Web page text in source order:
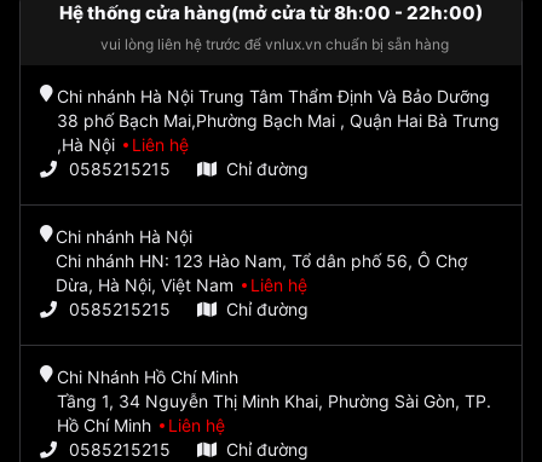
Hệ thống cửa hàng(mở cửa từ 8h:00 - 22h:00)
vui lòng liên hệ trước để vnlux.vn chuẩn bị sẵn hàng
Chi nhánh Hà Nội Trung Tâm Thẩm Định Và Bảo Dưỡng
38 phố Bạch Mai,Phường Bạch Mai , Quận Hai Bà Trưng
,Hà Nội
Liên hệ
0585215215
Chỉ đường
Chi nhánh Hà Nội
Chi nhánh HN: 123 Hào Nam, Tổ dân phố 56, Ô Chợ
Dừa, Hà Nội, Việt Nam
Liên hệ
0585215215
Chỉ đường
Chi Nhánh Hồ Chí Minh
Tầng 1, 34 Nguyễn Thị Minh Khai, Phường Sài Gòn, TP.
Hồ Chí Minh
Liên hệ
0585215215
Chỉ đường